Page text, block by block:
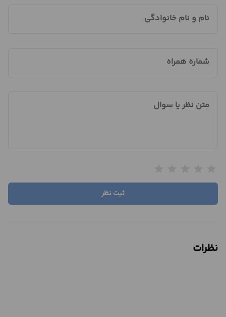
نام و نام خانوادگی
شماره همراه
متن نظر یا سوال
ثبت نظر
نظرات